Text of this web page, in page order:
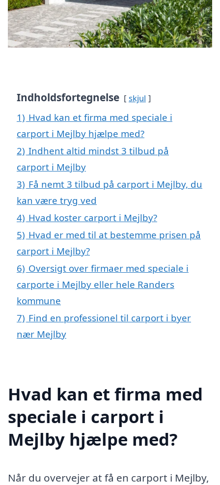
Indholdsfortegnelse skjul
1) Hvad kan et firma med speciale i
carport i Mejlby hjælpe med?
2) Indhent altid mindst 3 tilbud på
carport i Mejlby
3) Få nemt 3 tilbud på carport i Mejlby, du
kan være tryg ved
4) Hvad koster carport i Mejlby?
5) Hvad er med til at bestemme prisen på
carport i Mejlby?
6) Oversigt over firmaer med speciale i
carporte i Mejlby eller hele Randers
kommune
7) Find en professionel til carport i byer
nær Mejlby
Hvad kan et firma med
speciale i carport i
Mejlby hjælpe med?
Når du overvejer at få en carport i Mejlby,